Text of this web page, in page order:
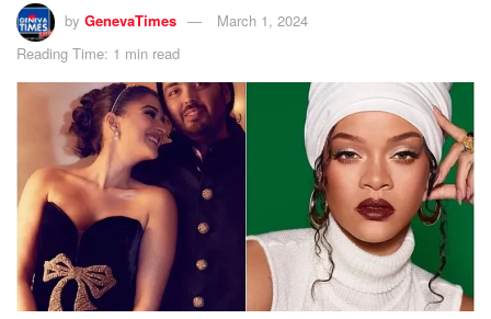
by GenevaTimes
March 1, 2024
Reading Time: 1 min read